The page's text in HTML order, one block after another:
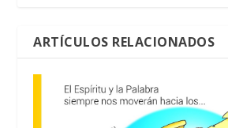
ARTÍCULOS RELACIONADOS